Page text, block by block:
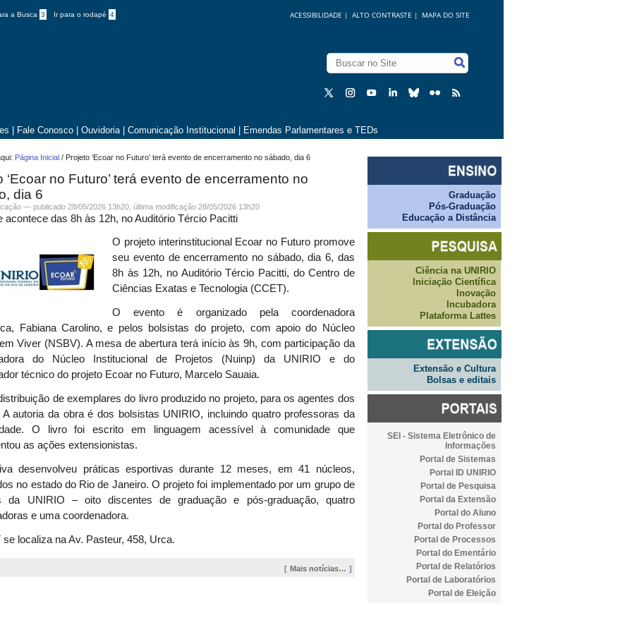
a Busca 3 Ir para o rodapé 4 MAPA DO SITE
ALTO CONTRASTE |
ACESSIBILIDADE |
Fale Conosco Ouvidoria Comunicação Institucional Emendas Parlamentares e TEDs
Página Inicial / Projeto ‘Ecoar no Futuro’ terá evento de encerramento no sábado, dia 6
‘Ecoar no Futuro’ terá evento de encerramento no
dia 6
—publicado 28/05/2026 13h20,última modificação 28/05/2026 13h20
acontece das 8h às 12h, no Auditório Tércio Pacitti
O projeto interinstitucional Ecoar no Futuro promove
seu evento de encerramento no sábado, dia 6, das
8h às 12h, no Auditório Tércio Pacitti, do Centro de
Ciências Exatas e Tecnologia (CCET).
O evento é organizado pela coordenadora
Fabiana Carolino, e pelos bolsistas do projeto, com apoio do Núcleo
Viver (NSBV). A mesa de abertura terá início às 9h, com participação da
do Núcleo Institucional de Projetos (Nuinp) da UNIRIO e do
técnico do projeto Ecoar no Futuro, Marcelo Sauaia.
de exemplares do livro produzido no projeto, para os agentes dos
A autoria da obra é dos bolsistas UNIRIO, incluindo quatro professoras da
O livro foi escrito em linguagem acessível à comunidade que
as ações extensionistas.
desenvolveu práticas esportivas durante 12 meses, em 41 núcleos,
no estado do Rio de Janeiro. O projeto foi implementado por um grupo de
da UNIRIO – oito discentes de graduação e pós-graduação, quatro
e uma coordenadora.
localiza na Av. Pasteur, 458, Urca.
Mais notícias…
Graduação
Pós-Graduação
Educação a Distância
Ciência na UNIRIO
Iniciação Científica
Inovação
Incubadora
Plataforma Lattes
Extensão e Cultura
Bolsas e editais
SEI - Sistema Eletrônico de
Informações
Portal de Sistemas
Portal ID UNIRIO
Portal de Pesquisa
Portal da Extensão
Portal do Aluno
Portal do Professor
Portal de Processos
Portal do Ementário
Portal de Relatórios
Portal de Laboratórios
Portal de Eleição